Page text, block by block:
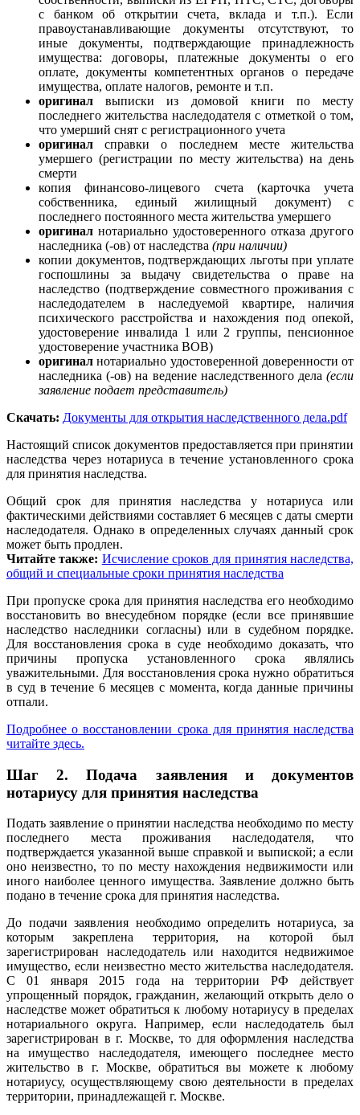
с банком об открытии счета, вклада и т.п.). Если
правоустанавливающие документы отсутствуют, то
иные документы, подтверждающие принадлежность
имущества: договоры, платежные документы о его
оплате, документы компетентных органов о передаче
имущества, оплате налогов, ремонте и т.п.
оригиналвыписки из домовой книги по месту
последнего жительства наследодателя с отметкой о том,
что умерший снят с регистрационного учета
оригинал справки о последнем месте жительства
умершего (регистрации по месту жительства) на день
смерти
копия финансово-лицевого счета (карточка учета
собственника, единый жилищный документ) с
последнего постоянного места жительства умершего
оригинал нотариально удостоверенного отказа другого
наследника (-ов) от наследства (при наличии)
копии документов, подтверждающих льготы при уплате
госпошлины за выдачу свидетельства о праве на
наследство (подтверждение совместного проживания с
наследодателем в наследуемой квартире, наличия
психического расстройства и нахождения под опекой,
удостоверение инвалида 1 или 2 группы, пенсионное
удостоверение участника ВОВ)
оригиналнотариально удостоверенной доверенности от
наследника (-ов) на ведение наследственного дела (если
заявление подает представитель)
Скачать: Документы для открытия наследственного дела.pdf
Настоящий список документов предоставляется при принятии
наследства через нотариуса в течение установленного срока
для принятия наследства.
Общий срок для принятия наследства у нотариуса или
фактическими действиями составляет 6 месяцев с даты смерти
наследодателя. Однако в определенных случаях данный срок
может быть продлен.
Читайте также: Исчисление сроков для принятия наследства,
общий и специальные сроки принятия наследства
При пропуске срока для принятия наследства его необходимо
восстановить во внесудебном порядке (если все принявшие
наследство наследники согласны) или в судебном порядке.
Для восстановления срока в суде необходимо доказать, что
причины пропуска установленного срока являлись
уважительными. Для восстановления срока нужно обратиться
в суд в течение 6 месяцев с момента, когда данные причины
отпали.
Подробнее о восстановлении срока для принятия наследства
читайте здесь.
Шаг 2.
Подача заявления и документов
нотариусу для принятия наследства
Подать заявление о принятии наследства необходимо по месту
последнего места проживания наследодателя, что
подтверждается указанной выше справкой и выпиской; а если
оно неизвестно, то по месту нахождения недвижимости или
иного наиболее ценного имущества. Заявление должно быть
подано в течение срока для принятия наследства.
До подачи заявления необходимо определить нотариуса, за
которым закреплена территория, на которой был
зарегистрирован наследодатель или находится недвижимое
имущество, если неизвестно место жительства наследодателя.
С 01 января 2015 года на территории РФ действует
упрощенный порядок, гражданин, желающий открыть дело о
наследстве может обратиться к любому нотариусу в пределах
нотариального округа. Например, если наследодатель был
зарегистрирован в г. Москве, то для оформления наследства
на имущество наследодателя, имеющего последнее место
жительство в г. Москве, обратиться вы можете к любому
нотариусу, осуществляющему свою деятельности в пределах
территории, принадлежащей г. Москве.